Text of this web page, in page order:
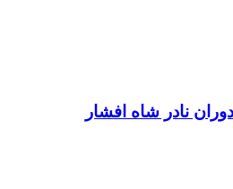
نادر شاه افشار